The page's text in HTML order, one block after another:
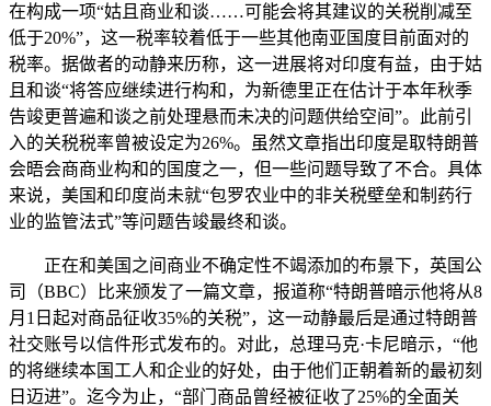
在构成一项“姑且商业和谈……可能会将其建议的关税削减至
低于20%”，这一税率较着低于一些其他南亚国度目前面对的
税率。据做者的动静来历称，这一进展将对印度有益，由于姑
且和谈“将答应继续进行构和，为新德里正在估计于本年秋季
告竣更普遍和谈之前处理悬而未决的问题供给空间”。此前引
入的关税税率曾被设定为26%。虽然文章指出印度是取特朗普
会晤会商商业构和的国度之一，但一些问题导致了不合。具体
来说，美国和印度尚未就“包罗农业中的非关税壁垒和制药行
业的监管法式”等问题告竣最终和谈。
正在和美国之间商业不确定性不竭添加的布景下，英国公
司（BBC）比来颁发了一篇文章，报道称“特朗普暗示他将从8
月1日起对商品征收35%的关税”，这一动静最后是通过特朗普
社交账号以信件形式发布的。对此，总理马克·卡尼暗示，“他
的将继续本国工人和企业的好处，由于他们正朝着新的最初刻
日迈进”。迄今为止，“部门商品曾经被征收了25%的全面关